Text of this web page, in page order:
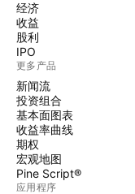
经济
收益
股利
IPO
更多产品
新闻流
投资组合
基本面图表
收益率曲线
期权
宏观地图
Pine Script®
应用程序